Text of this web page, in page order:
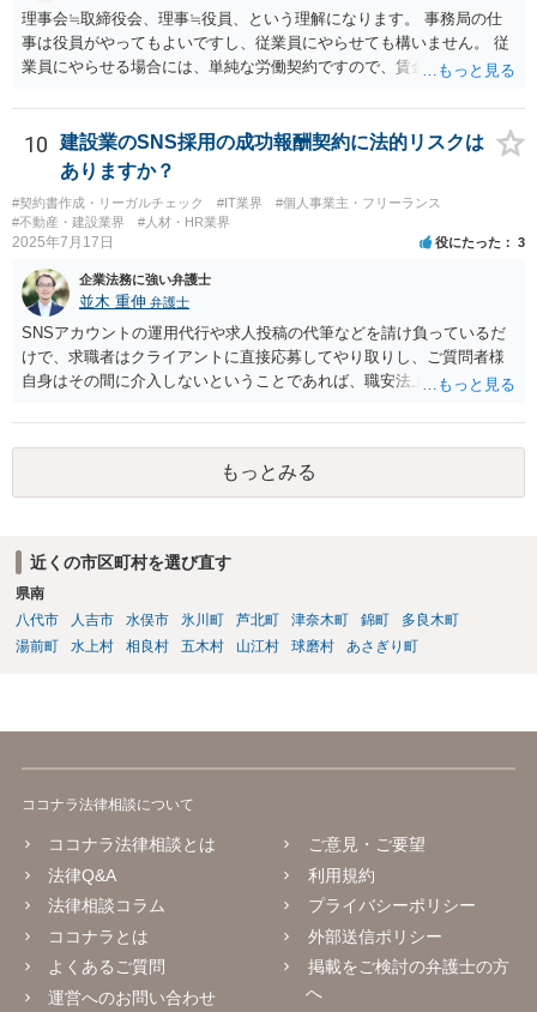
インボイス制度への対応に関するQ&A」 https://www.jftc.go.jp/dk/guid
eline/unyoukijun/invoice_qanda.html
理事会≒取締役会、理事≒役員、という理解になります。 事務局の仕
事は役員がやってもよいですし、従業員にやらせても構いません。 従
業員にやらせる場合には、単純な労働契約ですので、賃金や労働条件
の同意があれば可能ですが、会社に例えると従業員をすべて取締役に
するようなものなので、望ましいかどうかは検討が必要です。
10
建設業のSNS採用の成功報酬契約に法的リスクは
ありますか？
#契約書作成・リーガルチェック #IT業界
#個人事業主・フリーランス
#不動産・建設業界
#人材・HR業界
2025年7月17日 役にたった 3
企業法務に強い弁護士
並木 重伸 弁護士
SNSアカウントの運用代行や求人投稿の代筆などを請け負っているだ
けで、求職者はクライアントに直接応募してやり取りし、ご質問者様
自身はその間に介入しないということであれば、職安法上の「募集情
られます。 求職者の情報を収集する場合は「特定募集情報等提供事
業」に該当して届出が必要になりますが、ご質問内容を見る限りそれ
にも該当しないと思われます。もっとみる
近くの市区町村を選び直す
県南
八代市
人吉市 水俣市 氷川町 芦北町 津奈木町 錦町
多良木町
湯前町
水上村 相良村 五木村 山江村 球磨村 あさぎり町
ココナラ法律相談について
ココナラ法律相談とは
法律Q&A
法律相談コラム
ココナラとは
よくあるご質問
運営へのお問い合わせ
ご意見・ご要望
利用規約
プライバシーポリシー
外部送信ポリシー
掲載をご検討の弁護士の方
へ